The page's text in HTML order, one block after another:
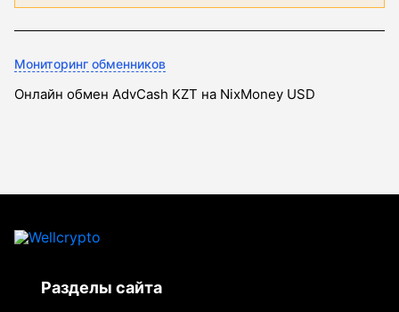
Мониторинг обменников
Онлайн обмен AdvCash KZT на NixMoney USD
Разделы сайта